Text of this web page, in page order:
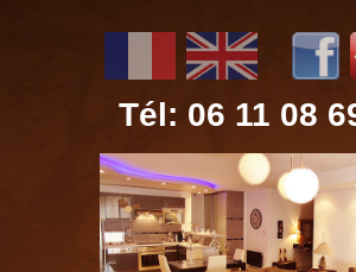
Tél: 06 11 08